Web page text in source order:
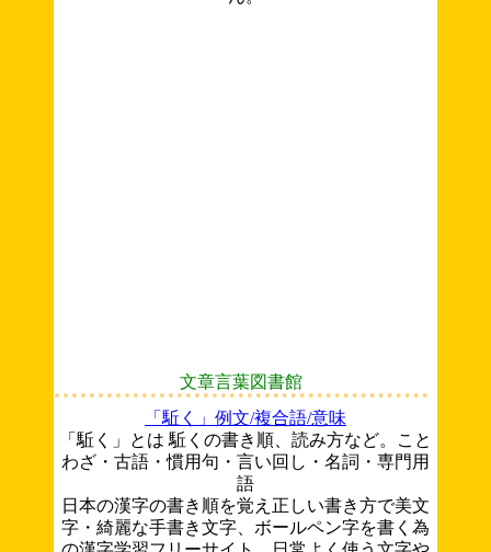
文章言葉図書館
「駈く」例文/複合語/意味
「駈く」とは 駈くの書き順、読み方など。こと
わざ・古語・慣用句・言い回し・名詞・専門用
語
日本の漢字の書き順を覚え正しい書き方で美文
字・綺麗な手書き文字、ボールペン字を書く為